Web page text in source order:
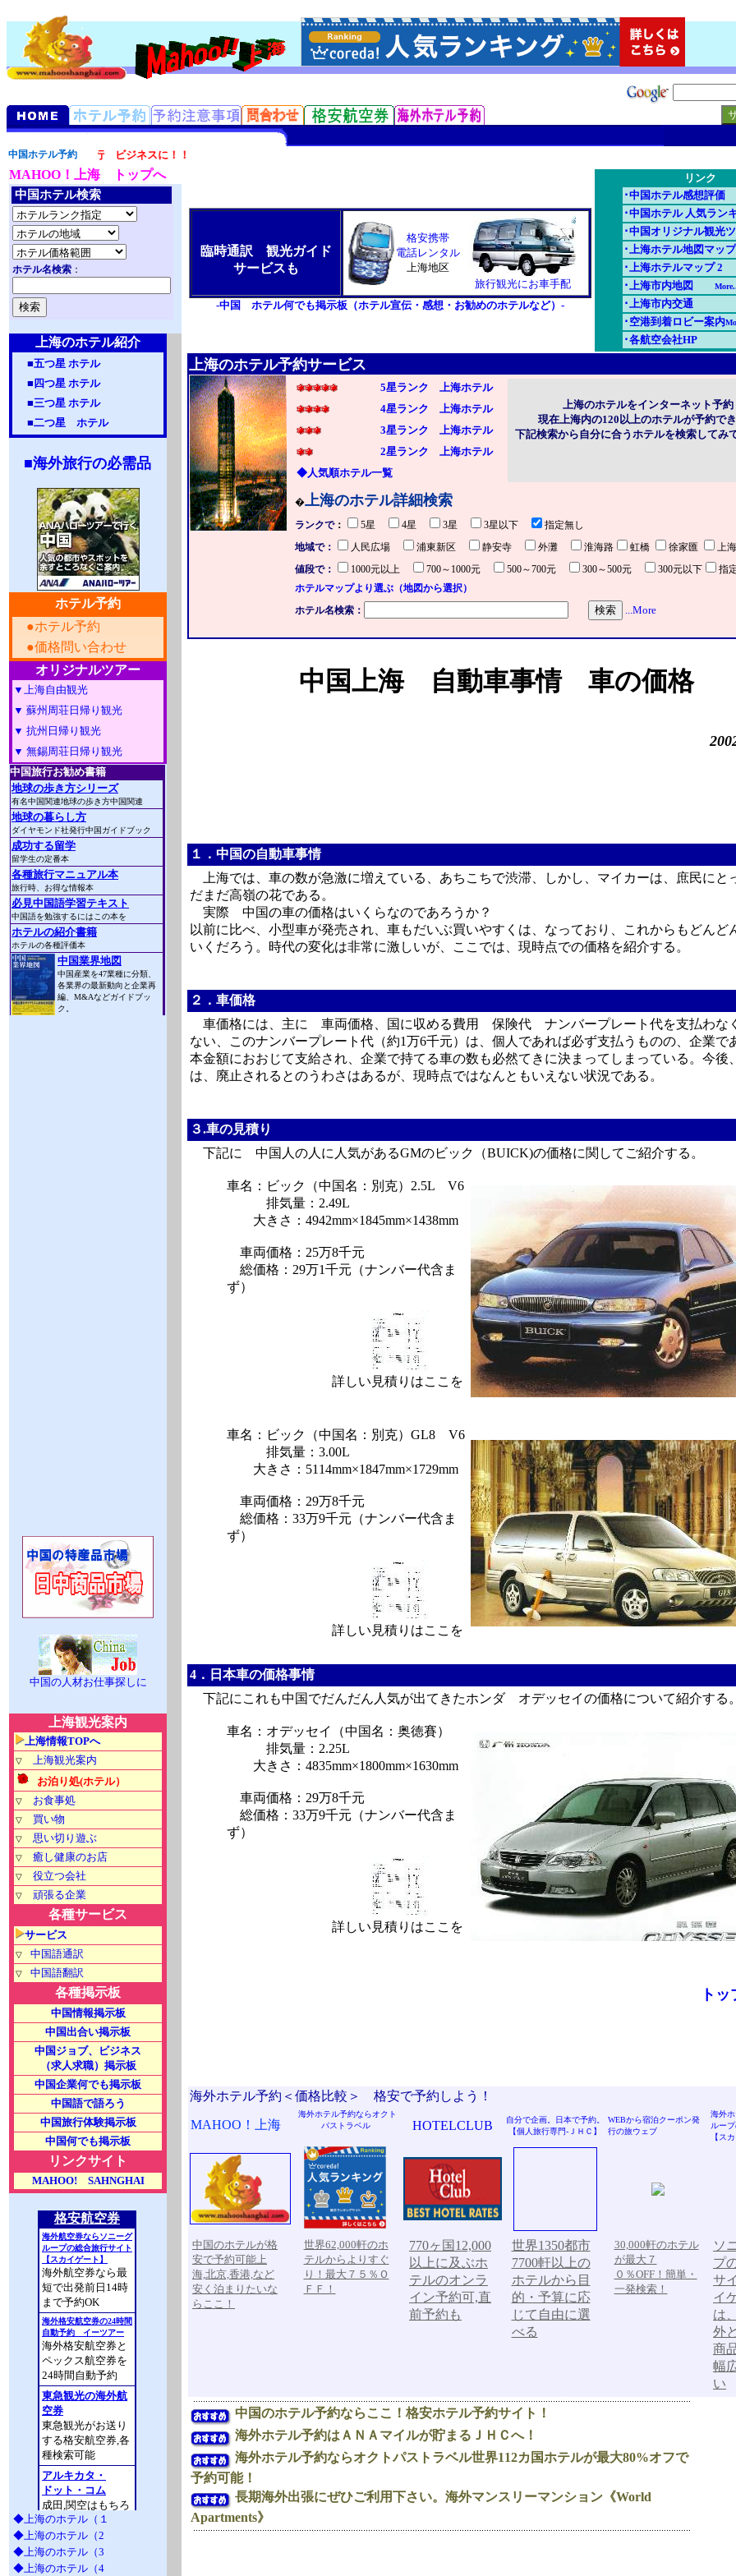
中国ホテル予約
た。旅行 ビジネスに！！
MAHOO！上海 トップへ
中国ホテル検索
ホテル名検索 ：
上海のホテル紹介
■五つ星 ホテル
■ 四つ星 ホテル
■三つ星 ホテル
■二つ星 ホテル
■海外旅行の必需品
ホテル予約
●ホテル予約
●価格問い合わせ
オリジナルツアー
▼上海自由観光
▼ 蘇州周荘日帰り観光
▼ 抗州日帰り観光
▼ 無錫周荘日帰り観光
中国の人材お仕事探しに
上海観光案内
上海情報TOPへ
▽
上海観光案内
お泊り処(ホテル）
▽ お食事処
▽ 買い物
▽ 思い切り遊ぶ
▽ 癒し健康のお店
▽ 役立つ会社
▽ 頑張る企業
各種サービス
サービス
▽ 中国語通訳
▽ 中国語翻訳
各種掲示板
中国情報掲示板
中国出合い掲示板
中国ジョブ、ビジネス
（求人求職）掲示板
中国企業何でも掲示板
中国語で語ろう
中国旅行体験掲示板
中国何でも掲示板
リンクサイト
MAHOO! SAHNGHAI
◆上海のホテル（１
◆上海のホテル（2
◆上海のホテル（3
◆上海のホテル（4
臨時通訳 観光ガイド
サービスも
格安携帯
電話レンタル
上海地区
旅行観光にお車手配
-中国 ホテル何でも掲示板（ホテル宣伝・感想・お勧めのホテルなど）-
リンク
･中国ホテル感想評価
･中国ホテル 人気ラン
･中国オリジナル観光
･上海ホテル地図マップ
･上海ホテルマップ 2
･上海市内地図
･上海市内交通
･空港到着ロビー案内
･各航空会社HP
上海のホテル予約サービス
5星ランク 上海ホテル
上海のホテルをインターネット予約
現在上海内の120以上のホテルが予約で
下記検索から自分に合うホテルを検索してみ
4星ランク 上海ホテル
3星ランク 上海ホテル
2星ランク 上海ホテル
◆人気順ホテル一覧
�上海のホテル詳細検索
ランクで： 5星 4星 3星 3星以下
指定無し
地域で：
人民広場 浦東新区 静安寺 外灘 淮海路 虹橋 徐家匯
上
値段で：
1000元以上 700～1000元 500～700元 300～500元 300元以下
指
ホテルマップより選ぶ（地図から選択）
ホテル名検索：
...More
中国上海 自動車事情 車の価格
１．中国の自動車事情
上海では、車の数が急激に増えている、あちこちで渋滞、しかし、マイカーは、庶民にと
だまだ高嶺の花である。
実際 中国の車の価格はいくらなのであろうか？
以前に比べ、小型車が発売され、車もだいぶ買いやすくは、なっており、これからもどんど
いくだろう。時代の変化は非常に激しいが、ここでは、現時点での価格を紹介する。
２．車価格
車価格には、主に 車両価格、国に収める費用 保険代 ナンバープレート代を支払わな
ない、このナンバープレート代（約1万6千元）は、個人であれば必ず支払うものの、企業で
本金額におおじて支給され、企業で持てる車の数も必然てきに決まってしまっている。今後
は、廃止されるとのうわさはあるが、現時点ではなんともいえない状況である。
３.車の見積り
下記に 中国人の人に人気があるGMのビック（BUICK)の価格に関してご紹介する。
車名：ビック（中国名：別克）2.5L V6
排気量：2.49L
大きさ：4942mm×1845mm×1438mm
車両価格：25万8千元
総価格：29万1千元（ナンバー代含ま
ず）
詳しい見積りはここを
車名：ビック（中国名：別克）GL8 V6
排気量：3.00L
大きさ：5114mm×1847mm×1729mm
車両価格：29万8千元
総価格：33万9千元（ナンバー代含ま
ず）
詳しい見積りはここを
4．日本車の価格事情
下記にこれも中国でだんだん人気が出てきたホンダ オデッセイの価格について紹介する
車名：オデッセイ（中国名：奥徳賽）
排気量：2.25L
大きさ：4835mm×1800mm×1630mm
車両価格：29万8千元
総価格：33万9千元（ナンバー代含ま
ず）
詳しい見積りはここを
ト
海外ホテル予約＜価格比較＞ 格安で予約しよう！
MAHOO！上海
海外ホテル予約ならオクト
パストラベル
HOTELCLUB
自分で企画。日本で予約。
【個人旅行専門-ＪＨＣ】
WEBから宿泊クーポン発
行の旅ウェブ
海外
ルー
【ス
中国のホテルが格
安で予約可能上
海,北京,香港,など
安く泊まりたいな
らここ！
世界62,000軒のホ
テルからよりすぐ
り！最大７５％Ｏ
ＦＦ！
770ヶ国12,000
以上に及ぶホ
テルのオンラ
イン予約可,直
前予約も
世界1350都市
7700軒以上の
ホテルから目
的・予算に応
じて自由に選
べる
30,000軒のホテル
が最大７
０％OFF！簡単・
一発検索！
ソ
プ
サ
イ
は
外
商
幅
い
中国のホテル予約ならここ！格安ホテル予約サイト！
海外ホテル予約はＡＮＡマイルが貯まるＪＨＣへ！
海外ホテル予約ならオクトパストラベル世界112カ国ホテルが最大80%オフで
予約可能！
長期海外出張にぜひご利用下さい。海外マンスリーマンション《World
Apartments》